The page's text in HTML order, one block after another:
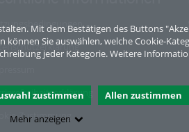
Mit dem Bestätigen des Buttons
Sie auswählen, welche Cookie-
jeder Kategorie. Weitere
zustimmen Allen zustimmen
Mehr anzeigen
Zustimmung